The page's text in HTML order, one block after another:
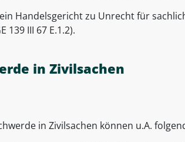
Handelsgericht zu Unrecht für
139 III 67 E.1.2).
in Zivilsachen
in Zivilsachen können u.A.